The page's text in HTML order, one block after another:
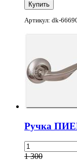
Артикул: dk-
Ручка
1 300